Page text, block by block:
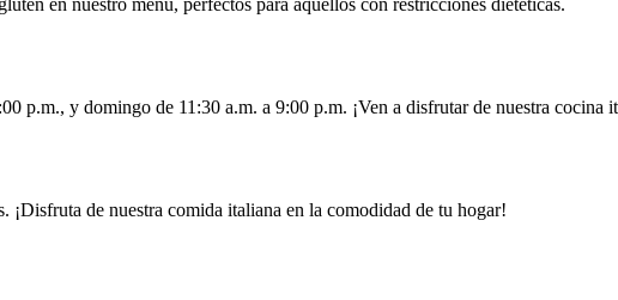
p.m., y domingo de 11:30 a.m. a 9:00 p.m. ¡Ven a disfrutar de nuestra cocina
¡Disfruta de nuestra comida italiana en la comodidad de tu hogar!